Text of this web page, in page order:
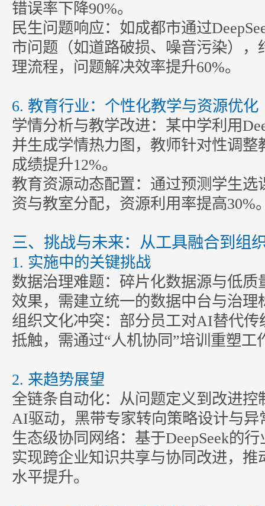
错误率下降90%。
民生问题响应：如成都市通过
市问题（如道路破损、噪音污染），
理流程，问题解决效率提升60%。
6. 教育行业：个性化教学与资源优化
学情分析与教学改进：某中学利用
并生成学情热力图，教师针对性调整
成绩提升12%。
教育资源动态配置：通过预测学生选
资与教室分配，资源利用率提高
三、挑战与未来：从工具融合到组
1. 实施中的关键挑战
数据治理难题：碎片化数据源与低质
效果，需建立统一的数据中台与治
组织文化冲突：部分员工对AI替代传
抵触，需通过“人机协同”培训重塑
2. 来趋势展望
全链条自动化：从问题定义到改进
AI驱动，黑带专家转向策略设计与
生态级协同网络：基于DeepSeek的
实现跨企业知识共享与协同改进，推
水平提升。